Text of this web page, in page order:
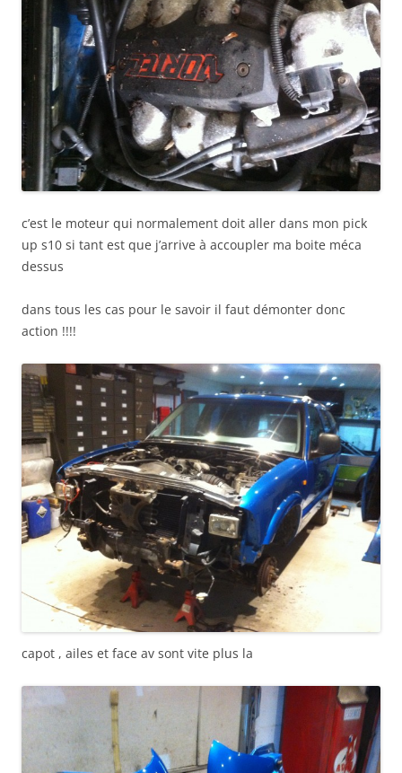
c’est le moteur qui normalement doit aller dans mon pick
up s10 si tant est que j’arrive à accoupler ma boite méca
dessus
dans tous les cas pour le savoir il faut démonter donc
action !!!!
capot , ailes et face av sont vite plus la